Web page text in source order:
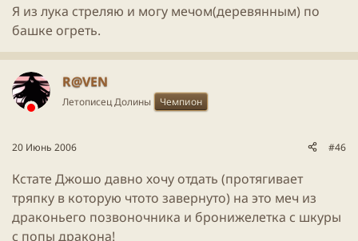
Я из лука стреляю и могу мечом(деревянным) по
башке огреть.
R@VEN
Летописец Долины Чемпион
20 Июнь 2006 #46
Кстате Джошо давно хочу отдать (протягивает
тряпку в которую чтото завернуто) на это меч из
драконьего позвоночника и бронижелетка с шкуры
с попы дракона!